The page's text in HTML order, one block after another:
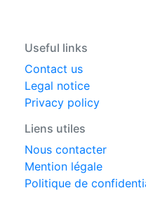
Useful links
Contact us
Legal notice
Privacy policy
Liens utiles
Nous contacter
Mention légale
Politique de